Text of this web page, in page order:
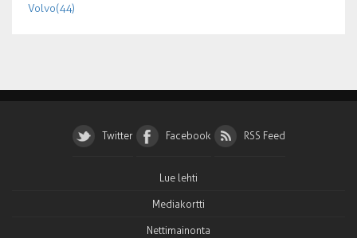
Volvo (44)
Twitter Facebook RSS Feed
Lue lehti
Mediakortti
Nettimainonta